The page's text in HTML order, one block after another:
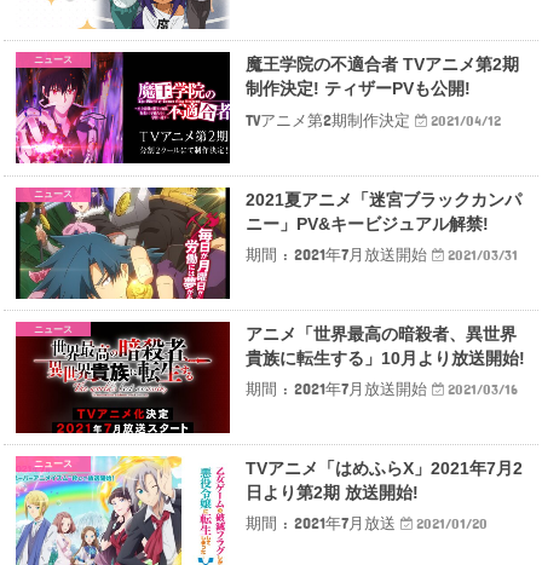
ニュース
魔王学院の不適合者 TVアニメ第2期
制作決定! ティザーPVも公開!
TVアニメ第2期制作決定
2021/04/12
ニュース
2021夏アニメ「迷宮ブラックカンパ
ニー」PV&キービジュアル解禁!
期間 : 2021年7月放送開始
2021/03/31
ニュース
アニメ「世界最高の暗殺者、異世界
貴族に転生する」10月より放送開始!
期間 : 2021年7月放送開始
2021/03/16
ニュース
TVアニメ「はめふらX」2021年7月2
日より第2期 放送開始!
期間 : 2021年7月放送
2021/01/20